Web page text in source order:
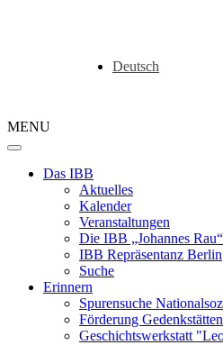
Deutsch
MENU
Das IBB
Aktuelles
Kalender
Veranstaltungen
Die IBB „Johannes
IBB Repräsentanz Berlin
Suche
Erinnern
Spurensuche
Förderung
Geschichtswerkstatt